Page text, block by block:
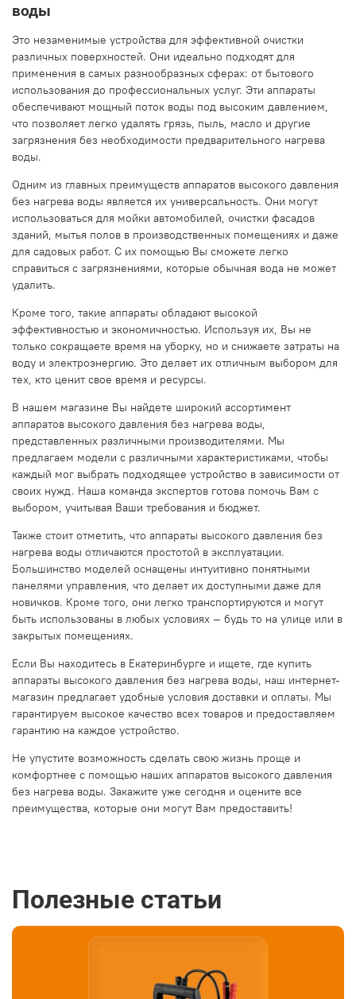
воды
Это незаменимые устройства для эффективной очистки
различных поверхностей. Они идеально подходят для
применения в самых разнообразных сферах: от бытового
использования до профессиональных услуг. Эти аппараты
обеспечивают мощный поток воды под высоким давлением,
что позволяет легко удалять грязь, пыль, масло и другие
загрязнения без необходимости предварительного нагрева
воды.
Одним из главных преимуществ аппаратов высокого давления
без нагрева воды является их универсальность. Они могут
использоваться для мойки автомобилей, очистки фасадов
зданий, мытья полов в производственных помещениях и даже
для садовых работ. С их помощью Вы сможете легко
справиться с загрязнениями, которые обычная вода не может
удалить.
Кроме того, такие аппараты обладают высокой
эффективностью и экономичностью. Используя их, Вы не
только сокращаете время на уборку, но и снижаете затраты на
воду и электроэнергию. Это делает их отличным выбором для
тех, кто ценит свое время и ресурсы.
В нашем магазине Вы найдете широкий ассортимент
аппаратов высокого давления без нагрева воды,
представленных различными производителями. Мы
предлагаем модели с различными характеристиками, чтобы
каждый мог выбрать подходящее устройство в зависимости от
своих нужд. Наша команда экспертов готова помочь Вам с
выбором, учитывая Ваши требования и бюджет.
Также стоит отметить, что аппараты высокого давления без
нагрева воды отличаются простотой в эксплуатации.
Большинство моделей оснащены интуитивно понятными
панелями управления, что делает их доступными даже для
новичков. Кроме того, они легко транспортируются и могут
быть использованы в любых условиях — будь то на улице или в
закрытых помещениях.
Если Вы находитесь в Екатеринбурге и ищете, где купить
аппараты высокого давления без нагрева воды, наш интернет-
магазин предлагает удобные условия доставки и оплаты. Мы
гарантируем высокое качество всех товаров и предоставляем
гарантию на каждое устройство.
Не упустите возможность сделать свою жизнь проще и
комфортнее с помощью наших аппаратов высокого давления
без нагрева воды. Закажите уже сегодня и оцените все
преимущества, которые они могут Вам предоставить!
Полезные статьи